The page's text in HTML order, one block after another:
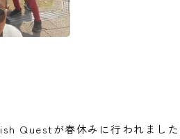
Questが春休みに行われまし